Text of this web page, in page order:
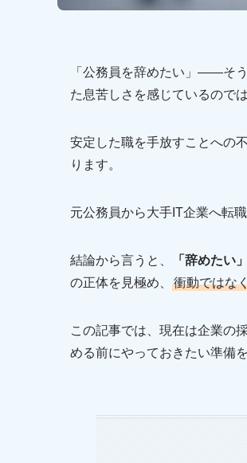
「公務員を辞めたい」——そ
た息苦しさを感じているので
安定した職を手放すことへの
ります。
元公務員から大手IT企業へ転
結論から言うと、 「辞めたい
の正体を見極め、
衝動ではな
この記事では、現在は企業の
める前にやっておきたい準備